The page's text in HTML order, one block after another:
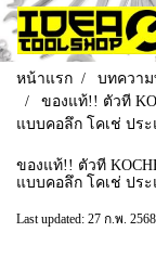
หน้าแรก บทควา
ของแท้!! ตัวที
แบบคอลึก โคเช่ ปร
ของแท้!! ตัวที
แบบคอลึก โคเช่ ปร
Last updated: 27 ก.พ. 2568